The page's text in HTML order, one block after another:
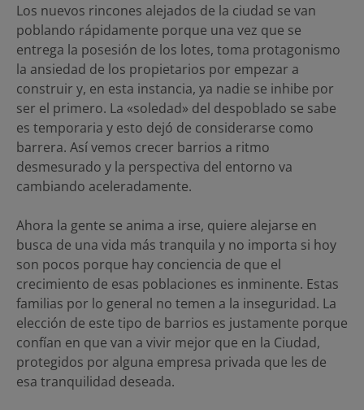
Los nuevos rincones alejados de la ciudad se van
poblando rápidamente porque una vez que se
entrega la posesión de los lotes, toma protagonismo
la ansiedad de los propietarios por empezar a
construir y, en esta instancia, ya nadie se inhibe por
ser el primero. La «soledad» del despoblado se sabe
es temporaria y esto dejó de considerarse como
barrera. Así vemos crecer barrios a ritmo
desmesurado y la perspectiva del entorno va
cambiando aceleradamente.
Ahora la gente se anima a irse, quiere alejarse en
busca de una vida más tranquila y no importa si hoy
son pocos porque hay conciencia de que el
crecimiento de esas poblaciones es inminente. Estas
familias por lo general no temen a la inseguridad. La
elección de este tipo de barrios es justamente porque
confían en que van a vivir mejor que en la Ciudad,
protegidos por alguna empresa privada que les de
esa tranquilidad deseada.